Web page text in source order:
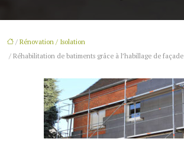
/ Rénovation / Isolation
/ Réhabilitation de batiments grâce à l’habillage de façade